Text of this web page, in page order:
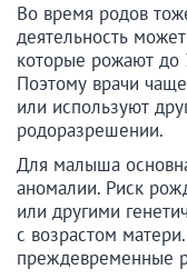
Во время родов
деятельность
которые рожают до
Поэтому врачи
или используют
родоразрешении.
Для малыша
аномалии. Риск
или другими
с возрастом
преждевременные